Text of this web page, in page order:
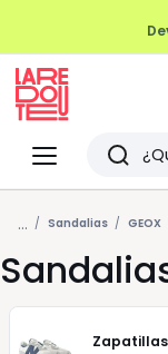
Menu
Redoute
Buscar
vistos
... Sandalias GEOX
Zapatillas